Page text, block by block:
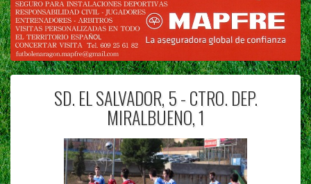
SD. EL SALVADOR, 5 - CTRO. DEP.
MIRALBUENO, 1